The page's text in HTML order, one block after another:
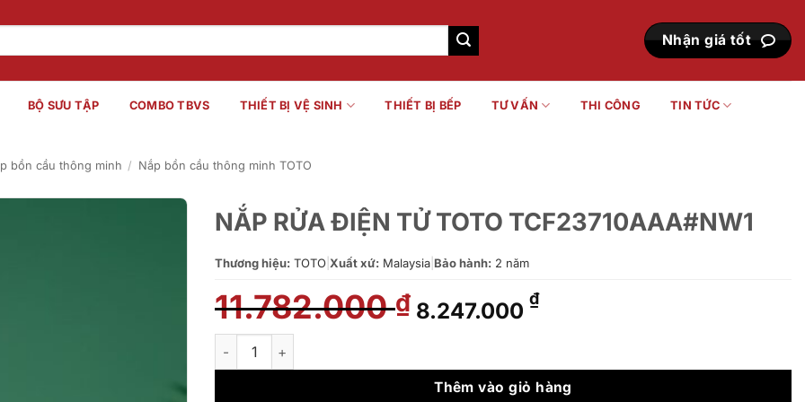
Nhận giá tốt
BỘ SƯU TẬP COMBO TBVS THIẾT BỊ VỆ SINH THIẾT BỊ BẾP TƯ VẤN THI CÔNG TIN TỨC
bồn cầu thông minh / Nắp bồn cầu thông minh TOTO
NẮP RỬA ĐIỆN TỬ TOTO TCF23710AAA#NW1
Thương hiệu: TOTO Xuất xứ: Malaysia Bảo hành: 2 năm
11.782.000₫ Giá
gốc
11.782.000 ₫.
8.247.000 ₫Giá
là:
8.247.000 ₫.
NẮP RỬA ĐIỆN TỬ TOTO TCF23710AAA#NW1 số lượng
Thêm vào giỏ hàng